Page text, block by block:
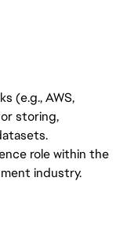
(e.g., AWS,
storing,
role within the
industry.